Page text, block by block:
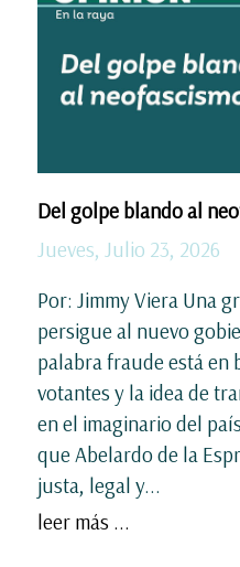
Del golpe blando al
Jueves, Julio 23, 2026
Por: Jimmy Viera Una
persigue al nuevo
palabra fraude está en
votantes y la idea de
en el imaginario del
que Abelardo de la
justa, legal y...
leer más ...